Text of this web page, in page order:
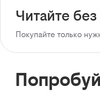
Читайте
Покупайте только